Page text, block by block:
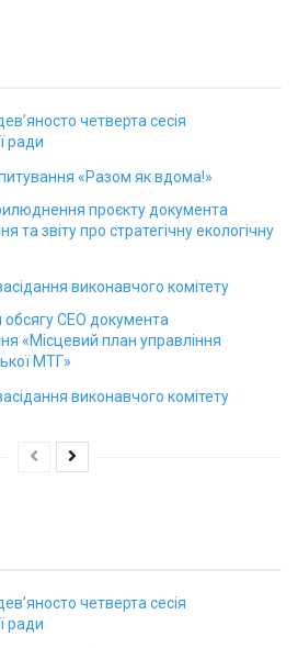
четверта сесія
ради
«Разом як вдома!»
проєкту документа
та звіту про стратегічну екологічну
виконавчого комітету
СЕО документа
«Місцевий план управління
МТГ»
виконавчого комітету
четверта сесія
ради